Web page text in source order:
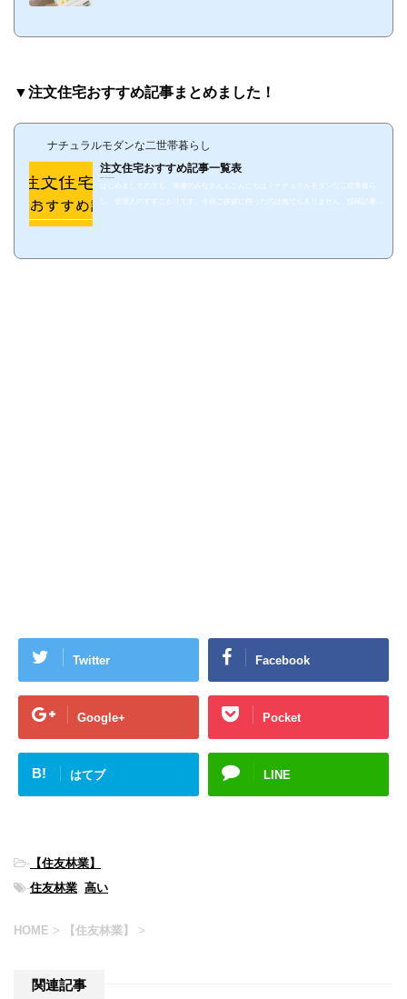
▼注文住宅おすすめ記事まとめました！
ナチュラルモダンな二世帯暮らし
注文住宅おすすめ記事一覧表
はじめましての方も、常連のみなさんもこんにちは！ナチュラルモダンな二世帯暮ら
し、管理人のすずこもりです。今回ご挨拶に伺ったのは他でもありません。投稿記事の
Twitter Facebook
Google+ Pocket
B! はてブ LINE
- 【住友林業】
-住友林業, 高い
HOME > 【住友林業】 >
関連記事